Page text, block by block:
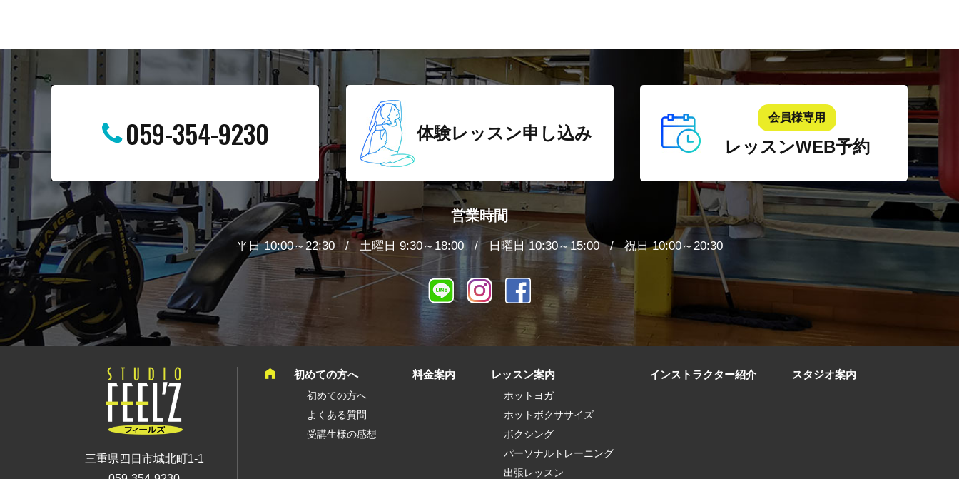
059-354-9230 体験レッスン申し込み
会員様専用
レッスンWEB予約
営業時間
平日 10:00～22:30 土曜日 9:30～18:00 日曜日 10:30～15:00 祝日 10:00～20:30
LINE インスタグラム
Facebook
初めての方へ
初めての方へ
よくある質問
受講生様の感想
料金案内 レッスン案内
ホットヨガ
ホットボクササイズ
ボクシング
パーソナルトレーニング
出張レッスン
インストラクター紹介 スタジオ案内
三重県四日市城北町1-1